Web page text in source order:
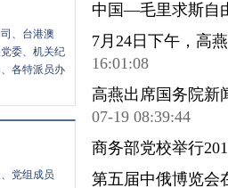
、 台港澳
委、机关纪
、各特派员办
党组成员
中国—毛里求斯自
7月24日下午，高
16:01:08
高燕出席国务院新
07-19 08:39:44
商务部党校举行
第五届中俄博览会